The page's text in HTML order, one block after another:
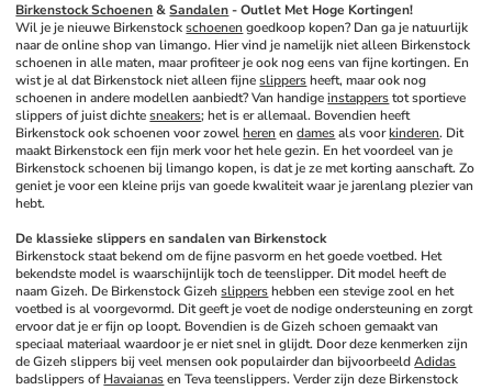
Birkenstock Schoenen & Sandalen - Outlet Met Hoge Kortingen!
Wil je je nieuwe Birkenstock schoenen goedkoop kopen? Dan ga je natuurlijk
naar de online shop van limango. Hier vind je namelijk niet alleen Birkenstock
schoenen in alle maten, maar profiteer je ook nog eens van fijne kortingen. En
wist je al dat Birkenstock niet alleen fijne slippers heeft, maar ook nog
schoenen in andere modellen aanbiedt? Van handige instappers tot sportieve
slippers of juist dichte sneakers; het is er allemaal. Bovendien heeft
Birkenstock ook schoenen voor zowel heren en dames als voor kinderen. Dit
maakt Birkenstock een fijn merk voor het hele gezin. En het voordeel van je
Birkenstock schoenen bij limango kopen, is dat je ze met korting aanschaft. Zo
geniet je voor een kleine prijs van goede kwaliteit waar je jarenlang plezier van
hebt.
De klassieke slippers en sandalen van Birkenstock
Birkenstock staat bekend om de fijne pasvorm en het goede voetbed. Het
bekendste model is waarschijnlijk toch de teenslipper. Dit model heeft de
naam Gizeh. De Birkenstock Gizeh slippers hebben een stevige zool en het
voetbed is al voorgevormd. Dit geeft je voet de nodige ondersteuning en zorgt
ervoor dat je er fijn op loopt. Bovendien is de Gizeh schoen gemaakt van
speciaal materiaal waardoor je er niet snel in glijdt. Door deze kenmerken zijn
de Gizeh slippers bij veel mensen ook populairder dan bijvoorbeeld Adidas
badslippers of Havaianas en Teva teenslippers. Verder zijn deze Birkenstock